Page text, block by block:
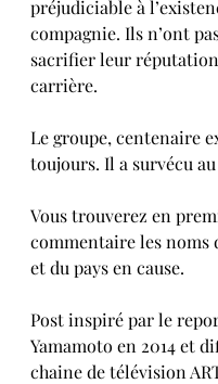
préjudiciable à
compagnie. Ils n’ont
sacrifier leur
carrière.
Le groupe, centenaire
toujours. Il a survécu
Vous trouverez en
commentaire les noms
et du pays en cause.
Post inspiré par le
Yamamoto en 2014 et
chaine de télévision